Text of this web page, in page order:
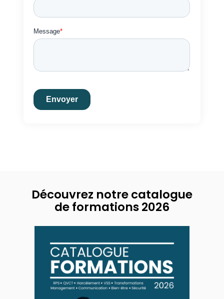
Découvrez notre catalogue
de formations 2026